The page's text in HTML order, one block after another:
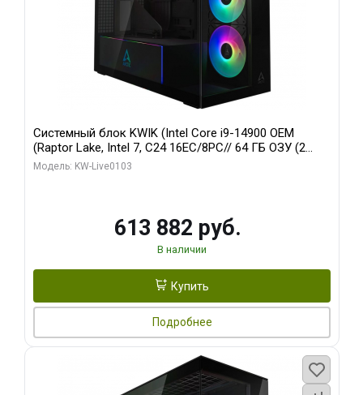
Системный блок KWIK (Intel Core i9-14900 OEM
(Raptor Lake, Intel 7, C24 16EC/8PC// 64 ГБ ОЗУ (2
модуля)/ Afox RTX4090 24GB GDDR6X 384-Bit 3xDP
Модель: KW-Live0103
613 882 руб.
В наличии
Купить
Подробнее